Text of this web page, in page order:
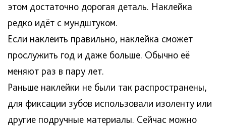
этом достаточно дорогая деталь. Наклейка
редко идёт с мундштуком.
Если наклеить правильно, наклейка сможет
прослужить год и даже больше. Обычно её
меняют раз в пару лет.
Раньше наклейки не были так распространены,
для фиксации зубов использовали изоленту или
другие подручные материалы. Сейчас можно